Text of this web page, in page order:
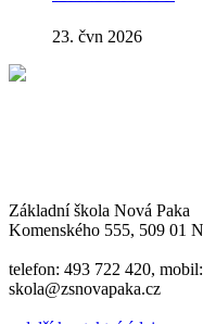
23. čvn 2026
Základní škola Nová Paka
Komenského 555, 509 01
telefon: 493 722 420,
skola@zsnovapaka.cz